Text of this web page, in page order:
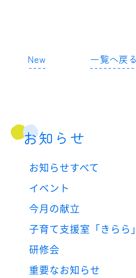
New 一覧へ戻る
お知らせ
お知らせすべて
イベント
今月の献立
子育て支援室「きらら」
研修会
重要なお知らせ